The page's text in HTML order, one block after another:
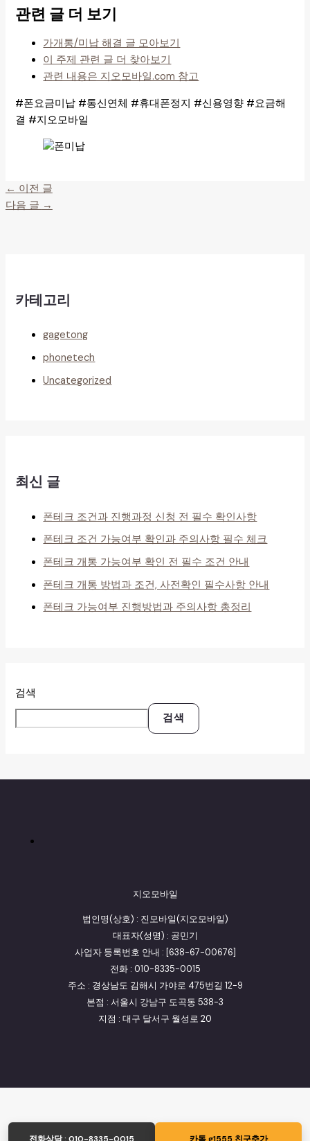
관련 글 더 보기
가개통/미납 해결 글 모아보기
이 주제 관련 글 더 찾아보기
관련 내용은 지오모바일.com 참고
#폰요금미납 #통신연체 #휴대폰정지 #신용영향 #요금해
결 #지오모바일
← 이전 글
다음 글 →
카테고리
gagetong
phonetech
Uncategorized
최신 글
폰테크 조건과 진행과정 신청 전 필수 확인사항
폰테크 조건 가능여부 확인과 주의사항 필수 체크
폰테크 개통 가능여부 확인 전 필수 조건 안내
폰테크 개통 방법과 조건, 사전확인 필수사항 안내
폰테크 가능여부 진행방법과 주의사항 총정리
검색
검색
지오모바일
법인명(상호) : 진모바일(지오모바일)
대표자(성명) : 공민기
사업자 등록번호 안내 : [638-67-00676]
전화 : 010-8335-0015
주소 : 경상남도 김해시 가야로 475번길 12-9
본점 : 서울시 강남구 도곡동 538-3
지점 : 대구 달서구 월성로 20